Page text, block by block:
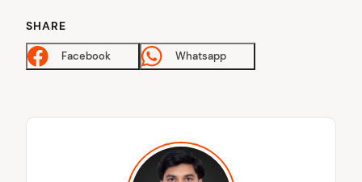
SHARE
Facebook Whatsapp